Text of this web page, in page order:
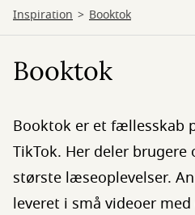
Inspiration Booktok
Booktok
Booktok er et fællesskab
TikTok. Her deler brugere
største læseoplevelser.
leveret i små videoer